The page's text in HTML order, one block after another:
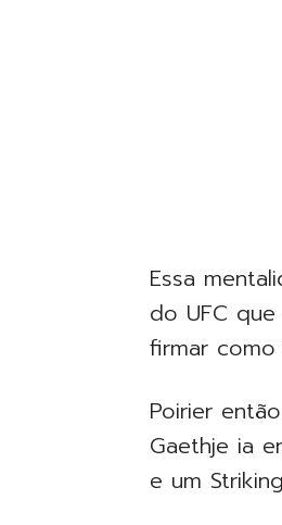
Essa
do UFC
firmar como
Poirier
Gaethje ia
e um